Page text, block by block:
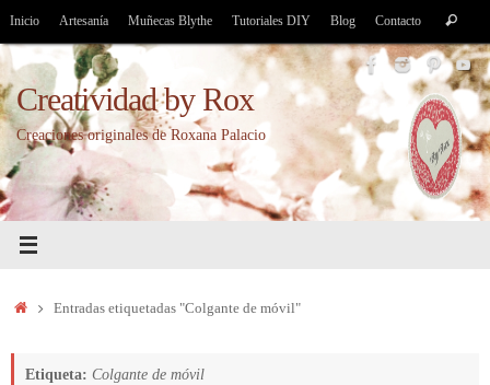
Saltar
contenido
Inicio Artesanía Muñecas Blythe Tutoriales DIY Blog Contacto Buscar
Creatividad by Rox
Creaciones originales de Roxana Palacio
InicioEntradas etiquetadas "Colgante de móvil"
Etiqueta: Colgante de móvil